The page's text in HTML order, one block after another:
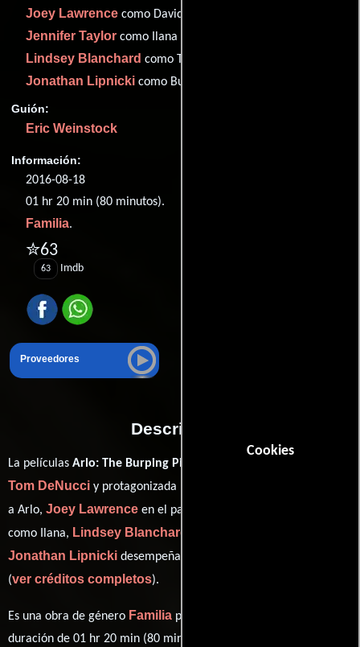
Cookies
Joey Lawrence como David
Jennifer Taylor como Ilana
Lindsey Blanchard como Talia
Jonathan Lipnicki como Buster (voice)
Guión:
Eric Weinstock
Información:
2016-08-18
01 hr 20 min (80 minutos).
Familia.
✮63
63 Imdb
Proveedores
Descripción
La películas Arlo: The Burping Pig
Tom DeNucci y protagonizada por
a Arlo, Joey Lawrence en el papel de David,
como Ilana, Lindsey Blanchard
Jonathan Lipnicki desempeñando el papel de Buster (voice)
(ver créditos completos).
Es una obra de género Familia producida en EE.UU.. Con una
duración de 01 hr 20 min (80 minutos), esta película tiene